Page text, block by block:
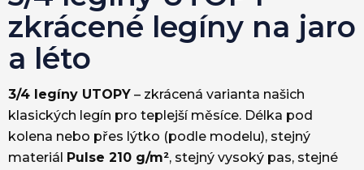
zkrácené legíny na jaro
a léto
3/4 legíny UTOPY – zkrácená varianta našich
klasických legín pro teplejší měsíce. Délka pod
kolena nebo přes lýtko (podle modelu), stejný
materiál
Pulse 210 g/m², stejný vysoký pas, stejné